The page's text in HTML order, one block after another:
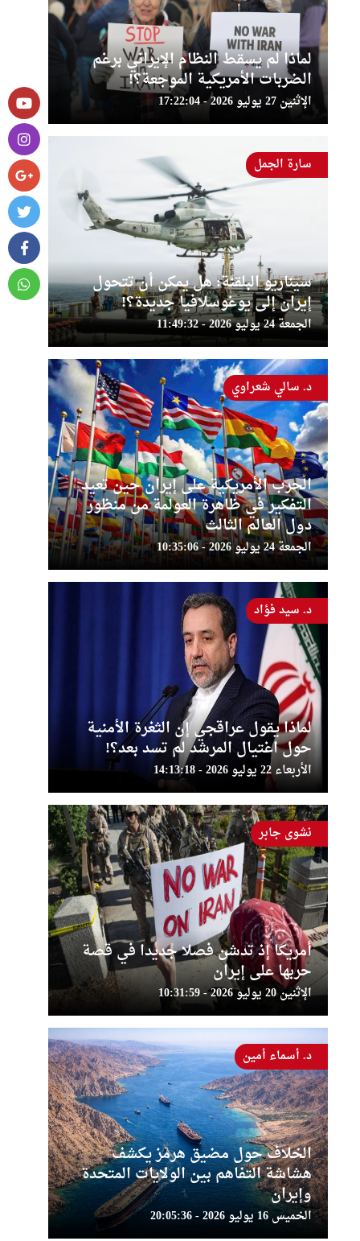
لماذا لم يسقط النظام الإيراني برغم
الضربات الأمريكية الموجعة؟!
الإثنين 27 يوليو 2026 - 17:22:04
سيناريو البلقنة: هل يمكن أن تتحول
إيران إلى يوغوسلافيا جديدة؟!
الجمعة 24 يوليو 2026 - 11:49:32
سارة الجمل
الحرب الأمريكية على إيران حين تعيد
التفكير في ظاهرة العولمة من منظور
دول العالم الثالث
الجمعة 24 يوليو 2026 - 10:35:06
د. سالي شعراوي
لماذا يقول عراقجي إن الثغرة الأمنية
حول اغتيال المرشد لم تسد بعد؟!
الأربعاء 22 يوليو 2026 - 14:13:18
د. سيد فؤاد
أمريكا إذ تدشن فصلا جديدا في قصة
حربها على إيران
الإثنين 20 يوليو 2026 - 10:31:59
نشوى جابر
الخلاف حول مضيق هرمز يكشف
هشاشة التفاهم بين الولايات المتحدة
وإيران
الخميس 16 يوليو 2026 - 20:05:36
د. أسماء أمين